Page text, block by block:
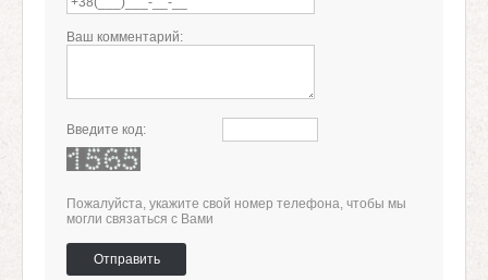
Ваш комментарий:
Введите код:
Пожалуйста, укажите свой номер телефона, чтобы мы
могли связаться с Вами
Отправить